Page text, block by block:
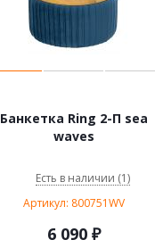
Банкетка Ring 2-П sea
waves
Есть в наличии (1)
Артикул: 800751WV
6 090₽